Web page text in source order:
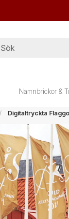
Namnbrickor &
Digitaltryckta